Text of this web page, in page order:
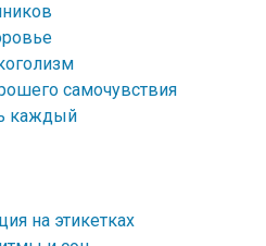
самочувствия
каждый
на этикетках